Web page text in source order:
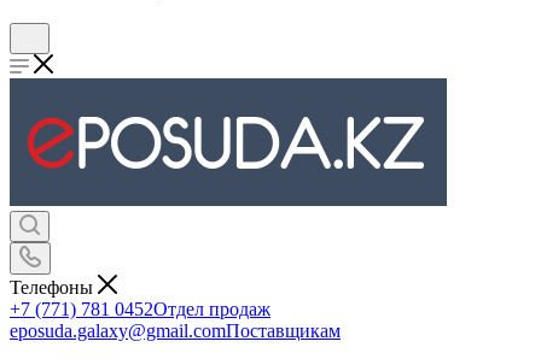
Телефоны
+7 (771) 781 0452Отдел продаж
eposuda.galaxy@gmail.comПоставщикам